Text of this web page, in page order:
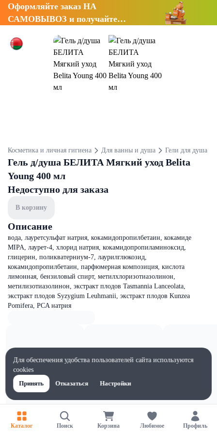
Оформляйте заказ НА
САМОВЫВОЗ и получайте
Косметика и личная гигиена Для ванны и душа Гели для душа
Гель д/душа БЕЛИТА Мягкий уход Belita
Young 400 мл
Недоступно для заказа
В корзину
Описание
вода, лауретсульфат натрия, кокамидопропилбетаин, кокамиде
MIPA, лаурет-4, хлорид натрия, кокамидопропиламиноксид,
глицерин, поликватерниум-7, лаурилглюкозид,
кокамидопропилбетаин, парфюмерная композиция, кислота
лимонная, бензиловый спирт, метилхлоризотиазолинон,
метилизотиазолинон, экстракт плодов Tasmannia Lanceolata,
экстракт плодов Syzygium Leuhmanii, экстракт плодов Kunzea
Pomifera, PCA натрия
Каталог Поиск Корзина Любимое Профиль
Для обеспечения удобства пользователей сайта используются
cookies
Принять
Отказаться Настройки